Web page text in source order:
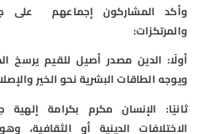
وأكد المشاركون إجماعهم على
والمرتكزات:
أولًا: الدين مصدر أصيل للقيم يرسخ
ويوجه الطاقات البشرية نحو الخير
ثانيًا: الإنسان مكرم بكرامة إلهية
الاختلافات الدينية أو